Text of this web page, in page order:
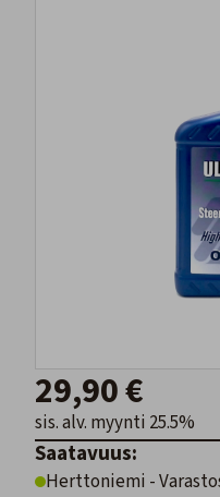
29,90 €
sis. alv. myynti 25.5%
Saatavuus:
Herttoniemi -